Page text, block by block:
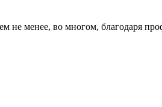
не менее, во многом, благодаря